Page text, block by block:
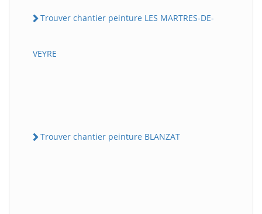
Trouver chantier peinture LES MARTRES-DE-
VEYRE
Trouver chantier peinture BLANZAT